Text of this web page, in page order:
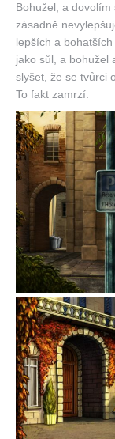
Bohužel, a
zásadně
lepších a
jako sůl, a bohužel
slyšet, že se tvůrci
To fakt zamrzí.